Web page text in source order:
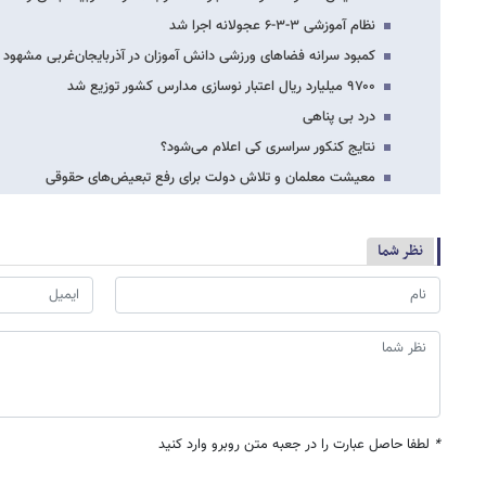
نظام آموزشی ۳-۳-۶ عجولانه اجرا شد
کمبود سرانه فضاهای ورزشی دانش آموزان در آذربایجان‌غربی
۹۷۰۰ میلیارد ریال اعتبار نوسازی مدارس کشور توزیع شد
درد بی پناهی
نتایج کنکور سراسری کی اعلام می‌شود؟
معیشت معلمان و تلاش دولت برای رفع تبعیض‌های حقوقی
نظر شما
* لطفا حاصل عبارت را در جعبه متن روبرو وارد کنید